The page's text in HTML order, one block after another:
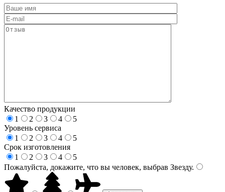
Качество продукции
1
2 3 4
5
Уровень сервиса
1
2 3 4
5
Срок изготовления
1
2 3 4
5
Пожалуйста, докажите, что вы человек, выбрав Звезду.